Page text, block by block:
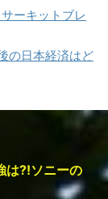
ーキットブレ
の日本経済はど
は⁈ソニーの